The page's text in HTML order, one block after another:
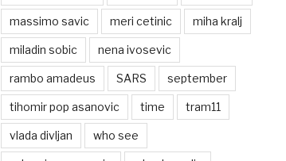
massimo savic meri cetinic miha kralj
miladin sobic nena ivosevic
rambo amadeus SARS september
tihomir pop asanovic time tram11
vlada divljan who see